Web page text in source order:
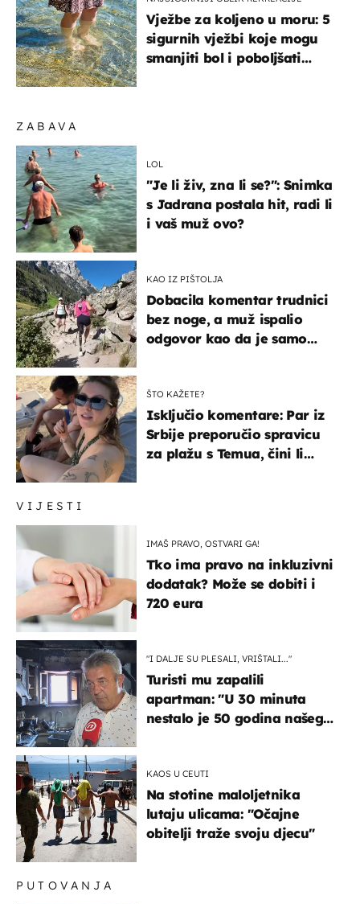
VIJESTI
IMAŠ PRAVO, OSTVARI GA!
Tko ima pravo na inkluzivni
dodatak? Može se dobiti i
720 eura
"I DALJE SU PLESALI, VRIŠTALI..."
Turisti mu zapalili
apartman: "U 30 minuta
nestalo je 50 godina našeg
KAOS U CEUTI
Na stotine maloljetnika
lutaju ulicama: "Očajne
obitelji traže svoju djecu"
ZABAVA
LOL
"Je li živ, zna li se?": Snimka
s Jadrana postala hit, radi li
i vaš muž ovo?
KAO IZ PIŠTOLJA
Dobacila komentar trudnici
bez noge, a muž ispalio
odgovor kao da je samo
ŠTO KAŽETE?
Isključio komentare: Par iz
Srbije preporučio spravicu
za plažu s Temua, čini li
PUTOVANJA
Vježbe za koljeno u moru: 5
sigurnih vježbi koje mogu
smanjiti bol i poboljšati